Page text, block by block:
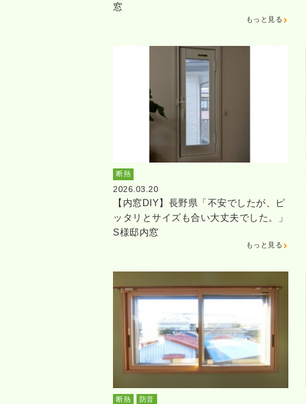
窓
もっと見る
断熱
2026.03.20
【内窓DIY】長野県「不安でしたが、ピ
ッタリとサイズも合い大丈夫でした。」
S様邸内窓
もっと見る
断熱 防音